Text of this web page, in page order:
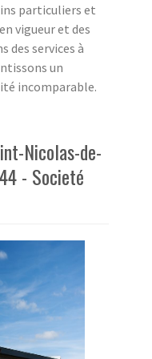
particuliers et
vigueur et des
des services à
un
incomparable.
Nicolas-de-
- Societé